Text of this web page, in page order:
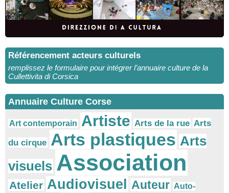
Référencement acteurs culturels
remplissez le formulaire pour intégrer l’annuaire culture de la
Cullettivita di Corsica
Annuaire Culture Corse
Art contemporain Artiste Arts de la rue Arts
du cirque Arts plastiques Arts
visuels Association
Atelier Audiovisuel Auteur Auto-